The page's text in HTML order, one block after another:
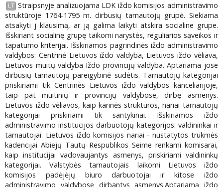
LT Straipsnyje analizuojama LDK iždo komisijos administravimo
struktūroje 1764-1795 m. dirbusių tarnautojų grupė. Siekiama
atsakyti j klausimą, ar ją galima laikyti atskira socialine grupe.
Išskiriant socialinę grupę taikomi narystės, reguliarios sąveikos ir
tapatumo kriterijai. Išskiriamos pagrindinės iždo administravimo
valdybos: Centrinė Lietuvos iždo valdyba, Lietuvos iždo vėliava,
Lietuvos muitų valdyba Iždo provincijų valdyba. Aptariama jose
dirbusių tarnautojų pareigybinė sudėtis. Tarnautojų kategorijai
priskiriami tik Centrinės Lietuvos iždo valdybos kanceliarijoje,
taip pat muitinių ir provincijų valdybose, dirbę asmenys.
Lietuvos iždo vėliavos, kaip karinės struktūros, nariai tarnautojų
kategorijai priskiriami tik santykinai. Išskiriamos iždo
administravimo institucijos darbuotojų kategorijos: valdininkai ir
tarnautojai. Lietuvos iždo komisijos nariai - nustatytos trukmės
kadencijai Abiejų Tautų Respublikos Seime renkami komisarai,
kaip institucijai vadovaujantys asmenys, priskiriami valdininkų
kategorijai. Valstybės tarnautojais laikomi Lietuvos iždo
komisijos padėjėjų biuro darbuotojai ir kitose iždo
administravimo valdybose dirbantys asmenys.Aptariamą iždo